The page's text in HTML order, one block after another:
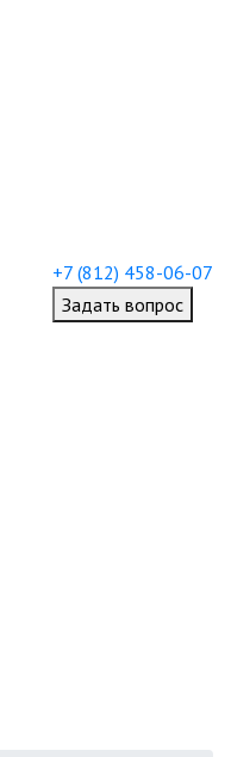
+7 (812) 458-06-07
Задать вопрос